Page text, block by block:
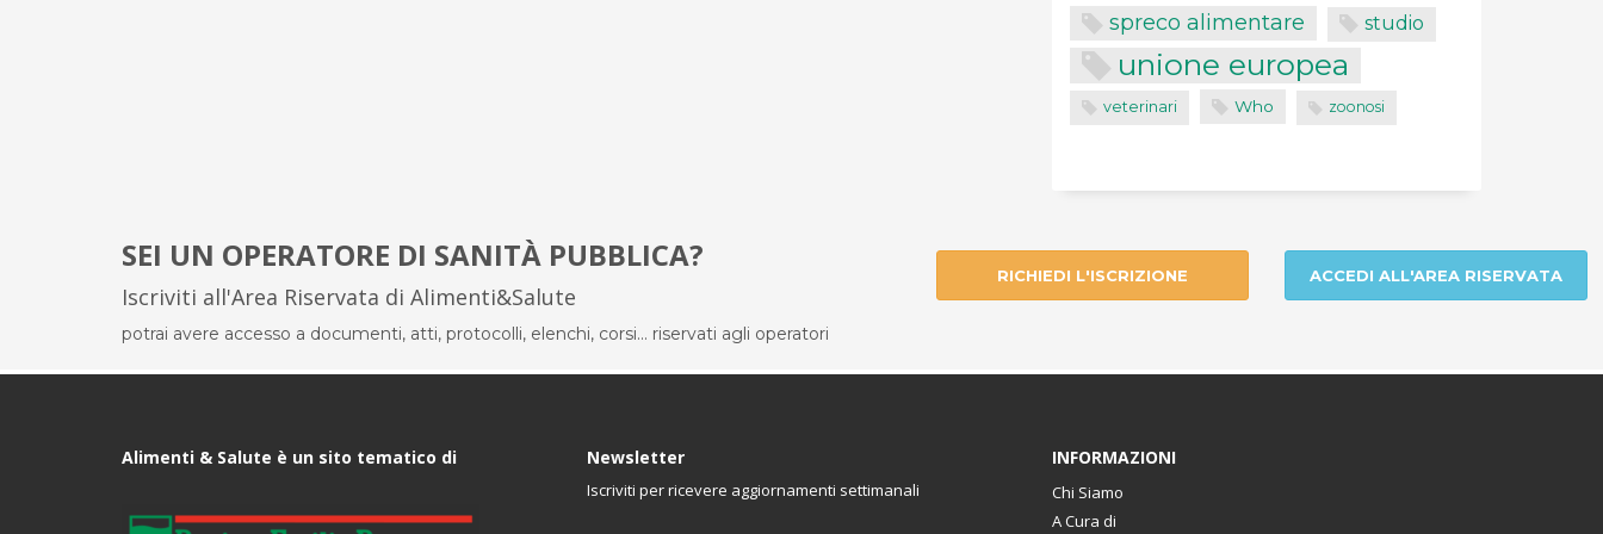
spreco alimentare studio
unione europea
veterinari Who zoonosi
SEI UN OPERATORE DI SANITÀ PUBBLICA?
Iscriviti all'Area Riservata di Alimenti&Salute
potrai avere accesso a documenti, atti, protocolli, elenchi, corsi... riservati agli operatori
RICHIEDI L'ISCRIZIONE ACCEDI ALL'AREA RISERVATA
Alimenti & Salute è un sito tematico di Newsletter
Iscriviti per ricevere aggiornamenti settimanali
INFORMAZIONI
Chi Siamo
A Cura di